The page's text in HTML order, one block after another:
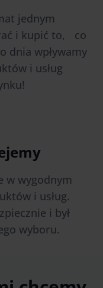
jednym
i kupić to, co
dnia wpływamy
i usług
w wygodnym
i usług.
i był
wyboru.